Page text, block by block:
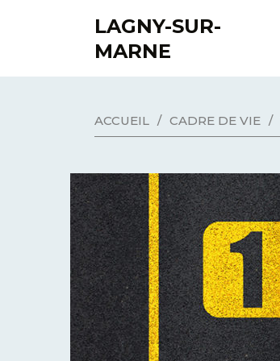
LAGNY-SUR-
MARNE
ACCUEIL / CADRE DE VIE /